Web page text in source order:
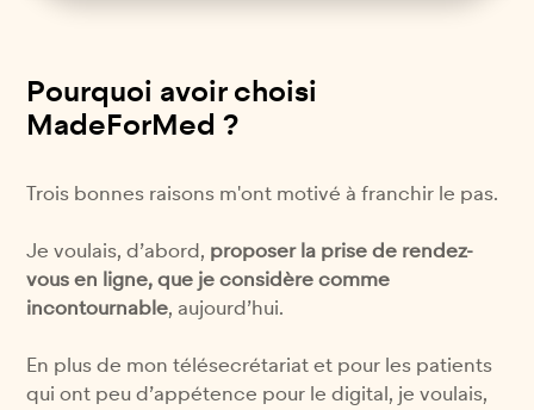
Pourquoi avoir choisi
MadeForMed ?
Trois bonnes raisons m'ont motivé à franchir le pas.
Je voulais, d’abord, proposer la prise de rendez-
vous en ligne, que je considère comme
incontournable, aujourd’hui.
En plus de mon télésecrétariat et pour les patients
qui ont peu d’appétence pour le digital, je voulais,